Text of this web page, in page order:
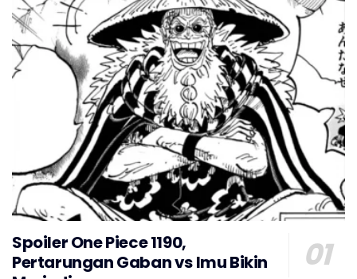
Spoiler One Piece 1190,
Pertarungan Gaban vs Imu Bikin